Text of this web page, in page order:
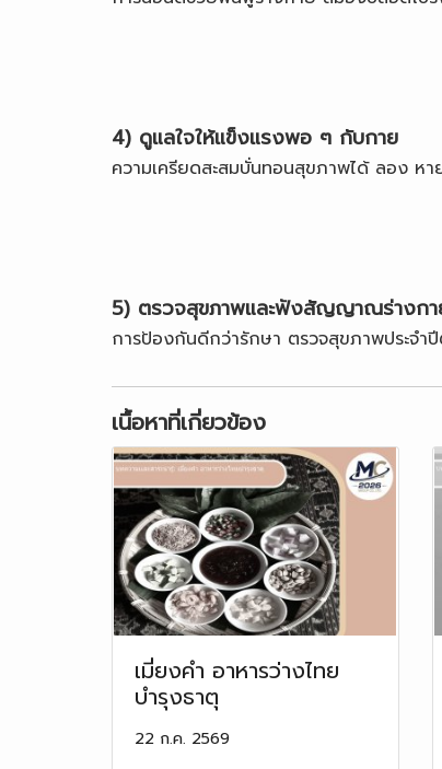
4) ดูแลใจให้แข็งแรงพอ ๆ กับกาย
ความเครียดสะสมบั่นทอนสุขภาพได้ ลอง ห
5) ตรวจสุขภาพและฟังสัญญาณร่างก
การป้องกันดีกว่ารักษา ตรวจสุขภาพประจ
เนื้อหาที่เกี่ยวข้อง
เมี่ยงคำ อาหารว่างไทย
บำรุงธาตุ
22 ก.ค. 2569